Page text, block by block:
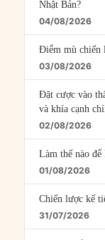
Nhật Bản?
04/08/2026
Điểm mù chiến
03/08/2026
Đặt cược vào
và khía cạnh
02/08/2026
Làm thế nào
01/08/2026
Chiến lược kế
31/07/2026